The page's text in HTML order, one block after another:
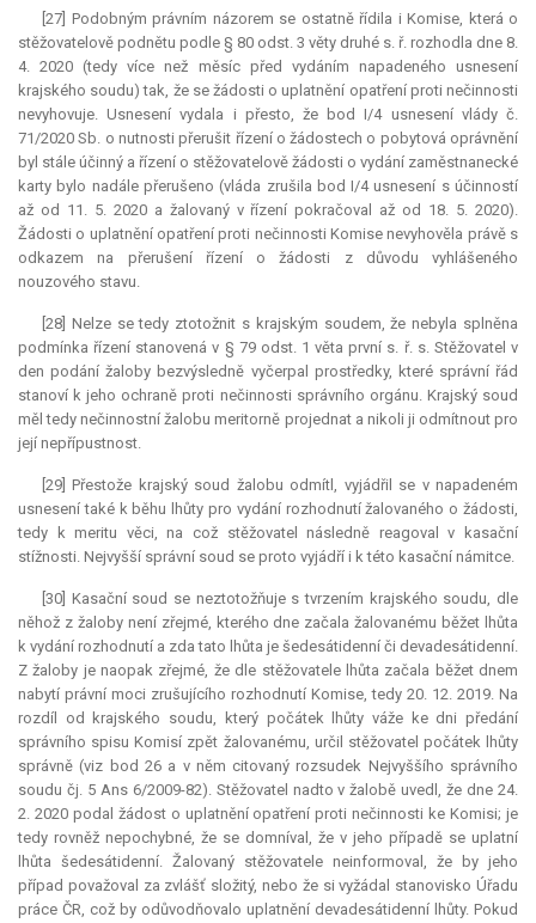
[27] Podobným právním názorem se ostatně řídila i Komise, která o
stěžovatelově podnětu podle § 80 odst. 3 věty druhé s. ř. rozhodla dne 8.
4. 2020 (tedy více než měsíc před vydáním napadeného usnesení
krajského soudu) tak, že se žádosti o uplatnění opatření proti nečinnosti
nevyhovuje. Usnesení vydala i přesto, že bod I/4 usnesení vlády č.
71/2020 Sb. o nutnosti přerušit řízení o žádostech o pobytová oprávnění
byl stále účinný a řízení o stěžovatelově žádosti o vydání zaměstnanecké
karty bylo nadále přerušeno (vláda zrušila bod I/4 usnesení s účinností
až od 11. 5. 2020 a žalovaný v řízení pokračoval až od 18. 5. 2020).
Žádosti o uplatnění opatření proti nečinnosti Komise nevyhověla právě s
odkazem na přerušení řízení o žádosti z důvodu vyhlášeného
nouzového stavu.
[28] Nelze se tedy ztotožnit s krajským soudem, že nebyla splněna
podmínka řízení stanovená v § 79 odst. 1 věta první s. ř. s. Stěžovatel v
den podání žaloby bezvýsledně vyčerpal prostředky, které správní řád
stanoví k jeho ochraně proti nečinnosti správního orgánu. Krajský soud
měl tedy nečinnostní žalobu meritorně projednat a nikoli ji odmítnout pro
její nepřípustnost.
[29] Přestože krajský soud žalobu odmítl, vyjádřil se v napadeném
usnesení také k běhu lhůty pro vydání rozhodnutí žalovaného o žádosti,
tedy k meritu věci, na což stěžovatel následně reagoval v kasační
stížnosti. Nejvyšší správní soud se proto vyjádří i k této kasační námitce.
[30] Kasační soud se neztotožňuje s tvrzením krajského soudu, dle
něhož z žaloby není zřejmé, kterého dne začala žalovanému běžet lhůta
k vydání rozhodnutí a zda tato lhůta je šedesátidenní či devadesátidenní.
Z žaloby je naopak zřejmé, že dle stěžovatele lhůta začala běžet dnem
nabytí právní moci zrušujícího rozhodnutí Komise, tedy 20. 12. 2019. Na
rozdíl od krajského soudu, který počátek lhůty váže ke dni předání
správního spisu Komisí zpět žalovanému, určil stěžovatel počátek lhůty
správně (viz bod 26 a v něm citovaný rozsudek Nejvyššího správního
soudu čj. 5 Ans 6/2009-82). Stěžovatel nadto v žalobě uvedl, že dne 24.
2. 2020 podal žádost o uplatnění opatření proti nečinnosti ke Komisi; je
tedy rovněž nepochybné, že se domníval, že v jeho případě se uplatní
lhůta šedesátidenní. Žalovaný stěžovatele neinformoval, že by jeho
případ považoval za zvlášť složitý, nebo že si vyžádal stanovisko Úřadu
práce ČR, což by odůvodňovalo uplatnění devadesátidenní lhůty. Pokud